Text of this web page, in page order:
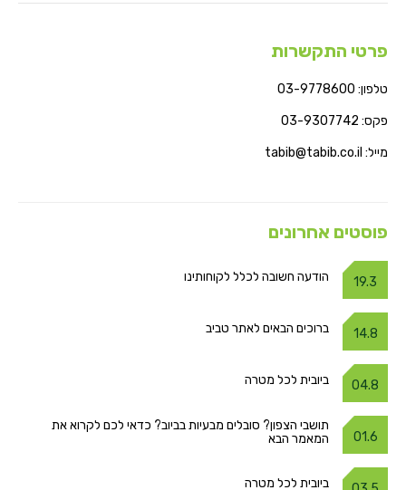
פרטי התקשרות
טלפון: 03-9778600
פקס: 03-9307742
מייל: tabib@tabib.co.il
פוסטים אחרונים
19.3 הודעה חשובה לכלל לקוחותינו
14.8 ברוכים הבאים לאתר טביב
04.8 ביובית לכל מטרה
01.6
תושבי הצפון? סובלים מבעיות בביוב? כדאי לכם לקרוא את
המאמר הבא
ביובית לכל מטרה